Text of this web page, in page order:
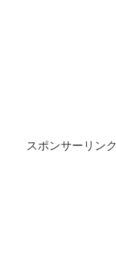
スポンサーリンク